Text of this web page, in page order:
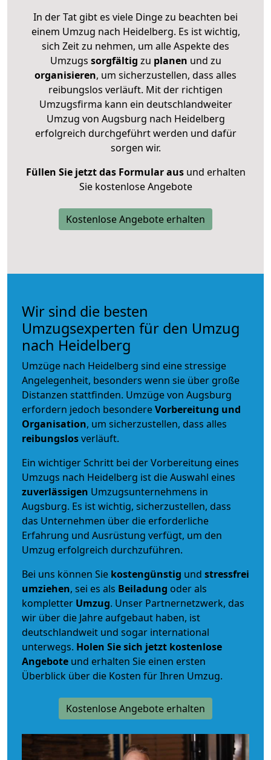
In der Tat gibt es viele Dinge zu beachten bei
einem Umzug nach Heidelberg. Es ist wichtig,
sich Zeit zu nehmen, um alle Aspekte des
Umzugs sorgfältig zu planen und zu
organisieren, um sicherzustellen, dass alles
reibungslos verläuft. Mit der richtigen
Umzugsfirma kann ein deutschlandweiter
Umzug von Augsburg nach Heidelberg
erfolgreich durchgeführt werden und dafür
sorgen wir.
Füllen Sie jetzt das Formular ausund erhalten
Sie kostenlose Angebote
Kostenlose Angebote erhalten
Wir sind die besten
Umzugsexperten für den Umzug
nach Heidelberg
Umzüge nach Heidelberg sind eine stressige
Angelegenheit, besonders wenn sie über große
Distanzen stattfinden. Umzüge von Augsburg
erfordern jedoch besondereVorbereitung und
Organisation, um sicherzustellen, dass alles
reibungslosverläuft.
Ein wichtiger Schritt bei der Vorbereitung eines
Umzugs nach Heidelberg ist die Auswahl eines
zuverlässigen Umzugsunternehmens in
Augsburg. Es ist wichtig, sicherzustellen, dass
das Unternehmen über die erforderliche
Erfahrung und Ausrüstung verfügt, um den
Umzug erfolgreich durchzuführen.
Bei uns können Sie kostengünstig und stressfrei
umziehen, sei es als Beiladung oder als
kompletter Umzug. Unser Partnernetzwerk, das
wir über die Jahre aufgebaut haben, ist
deutschlandweit und sogar international
unterwegs. Holen Sie sich jetzt kostenlose
Angebote und erhalten Sie einen ersten
Überblick über die Kosten für Ihren Umzug.
Kostenlose Angebote erhalten